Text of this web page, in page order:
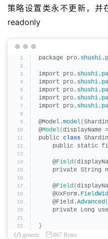
策略设置类永不更新，并
readonly
package pro. shushi .
import pro. shushi .
import pro. shushi .
import pro. shushi .
import pro. shushi .
import pro. shushi .
@Model.model(
@Model(displayName =
public class
public static
    @
Field(
private String
    @
Field(
    @UxForm.
    @Field.
Advanced(
private Long
}
generic
867 Bytes